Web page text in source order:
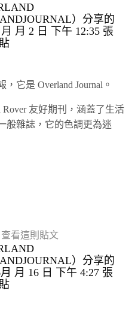
）分享的
月 2 日 下午 12:35 張
貼
它是 Overland Journal。
Rover 友好期刊，涵蓋了生活
般雜誌，它的色調更為迷
查看這則貼文
）分享的
月 16 日 下午 4:27 張
貼